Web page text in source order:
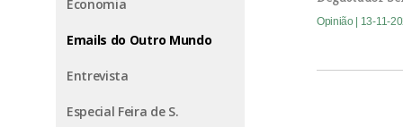
Economia
Emails do Outro Mundo
Entrevista
Especial Feira de S.
Opinião | 13-11-